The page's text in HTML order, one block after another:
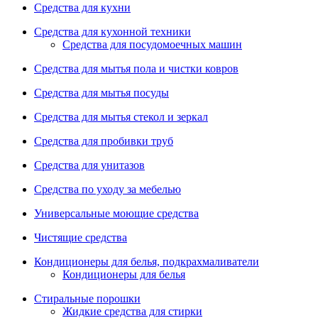
Средства для кухни
Средства для кухонной техники
Средства для посудомоечных машин
Средства для мытья пола и чистки ковров
Средства для мытья посуды
Средства для мытья стекол и зеркал
Средства для пробивки труб
Средства для унитазов
Средства по уходу за мебелью
Универсальные моющие средства
Чистящие средства
Кондиционеры для белья, подкрахмаливатели
Кондиционеры для белья
Стиральные порошки
Жидкие средства для стирки